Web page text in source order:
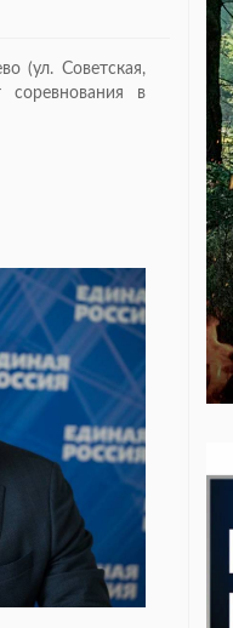
(ул. Советская,
в